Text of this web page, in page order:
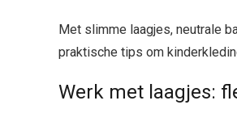
Met slimme laagjes, neutrale
praktische tips om
Werk met laagjes: